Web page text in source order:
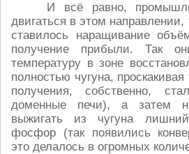
И всё равно,
двигаться в этом направлении,
ставилось наращивание
получение прибыли. Так
температуру в зоне
полностью чугуна,
получения, собственно,
доменные печи), а затем
выжигать из чугуна
фосфор (так появились
это делалось в огромных